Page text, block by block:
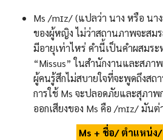
Ms /mɪz/ (แปลว่า นาง หรือ นา
ของผู้หญิง ไม่ว่าสถานภาพจะสม
มีอายุเท่าไหร่ คำนี้เป็นคำผสมระ
“Missus” ในสำนักงานและสภา
ผู้คนรู้สึกไม่สบายใจที่จะพูดถึงสถ
การใช้ Ms จะปลอดภัยและสุภาพ
ออกเสียงของ Ms คือ /mɪz/ มันต่
Ms + ชื่อ/ ตำแหน่ง